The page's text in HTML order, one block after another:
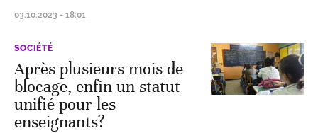
03.10.2023 - 18:01
SOCIÉTÉ
Après plusieurs mois de
blocage, enfin un statut
unifié pour les
enseignants?